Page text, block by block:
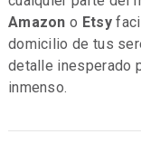
Amazon o Etsy
domicilio de tus
detalle inesperado
inmenso.